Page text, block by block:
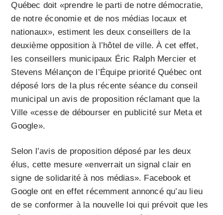
Québec doit «prendre le parti de notre démocratie,
de notre économie et de nos médias locaux et
nationaux», estiment les deux conseillers de la
deuxième opposition à l’hôtel de ville. À cet effet,
les conseillers municipaux Éric Ralph Mercier et
Stevens Mélançon de l’Équipe priorité Québec ont
déposé lors de la plus récente séance du conseil
municipal un avis de proposition réclamant que la
Ville «cesse de débourser en publicité sur Meta et
Google».
Selon l’avis de proposition déposé par les deux
élus, cette mesure «enverrait un signal clair en
signe de solidarité à nos médias». Facebook et
Google ont en effet récemment annoncé qu’au lieu
de se conformer à la nouvelle loi qui prévoit que les